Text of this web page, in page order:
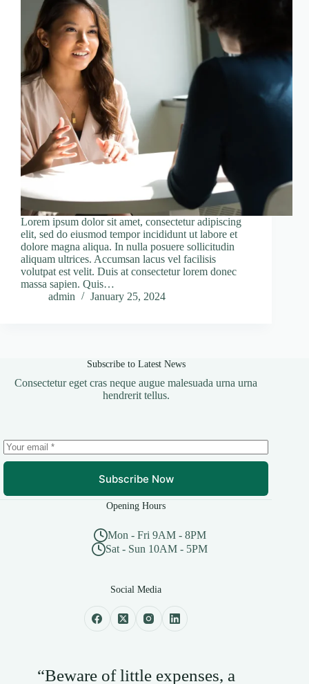
Lorem ipsum dolor sit amet, consectetur adipiscing
elit, sed do eiusmod tempor incididunt ut labore et
dolore magna aliqua. In nulla posuere sollicitudin
aliquam ultrices. Accumsan lacus vel facilisis
volutpat est velit. Duis at consectetur lorem donec
massa sapien. Quis…
admin
January 25, 2024
Subscribe to Latest News
Consectetur eget cras neque augue malesuada urna urna
hendrerit tellus.
Subscribe Now
Opening Hours
Mon - Fri 9AM - 8PM
Sat - Sun 10AM - 5PM
Social Media
“Beware of little expenses, a